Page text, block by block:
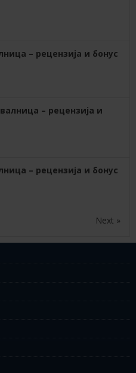
– рецензија и бонус
– рецензија и
– рецензија и бонус
Next »